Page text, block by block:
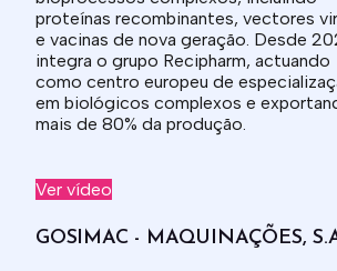
proteínas recombinantes, vectores
e vacinas de nova geração. Desde
integra o grupo Recipharm, actuando
como centro europeu de
em biológicos complexos e
mais de 80% da produção.
Ver vídeo
GOSIMAC - MAQUINAÇÕES,